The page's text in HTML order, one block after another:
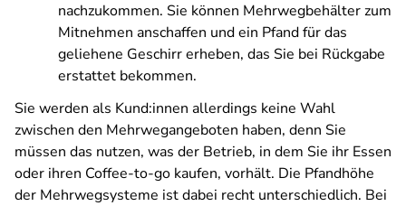
nachzukommen. Sie können Mehrwegbehälter zum
Mitnehmen anschaffen und ein Pfand für das
geliehene Geschirr erheben, das Sie bei Rückgabe
erstattet bekommen.
Sie werden als Kund:innen allerdings keine Wahl
zwischen den Mehrwegangeboten haben, denn Sie
müssen das nutzen, was der Betrieb, in dem Sie ihr Essen
oder ihren Coffee-to-go kaufen, vorhält. Die Pfandhöhe
der Mehrwegsysteme ist dabei recht unterschiedlich. Bei